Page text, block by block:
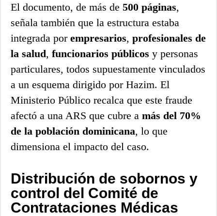
El documento, de más de500 páginas,
señala también que la estructura estaba
integrada porempresarios,profesionales de
la salud,funcionarios públicos y personas
particulares, todos supuestamente vinculados
a un esquema dirigido por Hazim. El
Ministerio Público recalca que este fraude
afectó a una ARS que cubre amás del 70%
de la población dominicana, lo que
dimensiona el impacto del caso.
Distribución de sobornos y
control del Comité de
Contrataciones Médicas